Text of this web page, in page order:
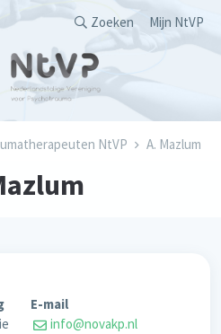
Secondary
Zoeken Mijn NtVP
NtVP A. Mazlum
E-mail
info@novakp.nl